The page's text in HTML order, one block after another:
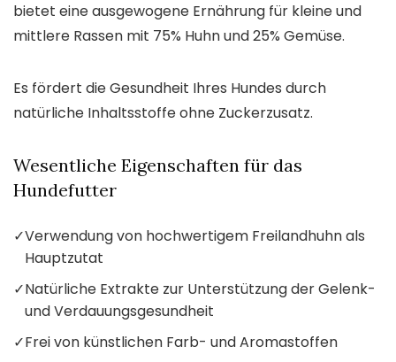
bietet eine ausgewogene Ernährung für kleine und
mittlere Rassen mit 75% Huhn und 25% Gemüse.
Es fördert die Gesundheit Ihres Hundes durch
natürliche Inhaltsstoffe ohne Zuckerzusatz.
Wesentliche Eigenschaften für das
Hundefutter
✓Verwendung von hochwertigem Freilandhuhn als
Hauptzutat
✓Natürliche Extrakte zur Unterstützung der Gelenk-
und Verdauungsgesundheit
✓Frei von künstlichen Farb- und Aromastoffen